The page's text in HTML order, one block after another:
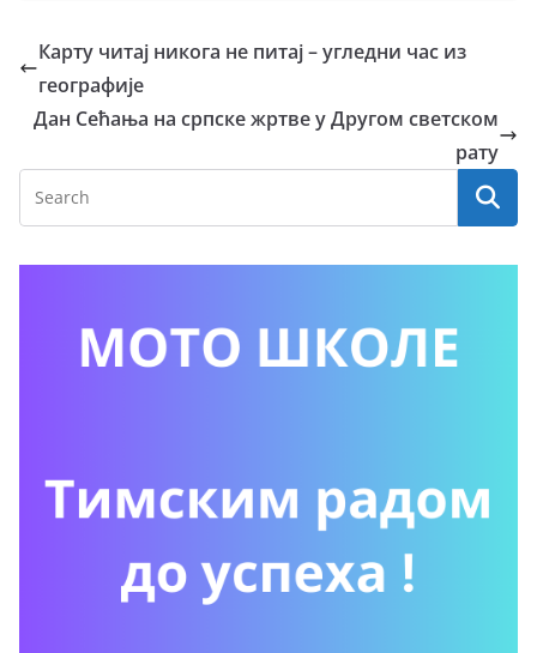
Карту читај никога не питај – угледни час из
географије
Дан Сећања на српске жртве у Другом светском
рату